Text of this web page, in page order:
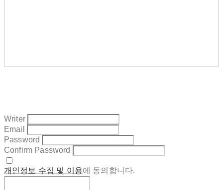
Writer
Email
Password
Confirm Password
개인정보 수집 및 이용에 동의합니다.